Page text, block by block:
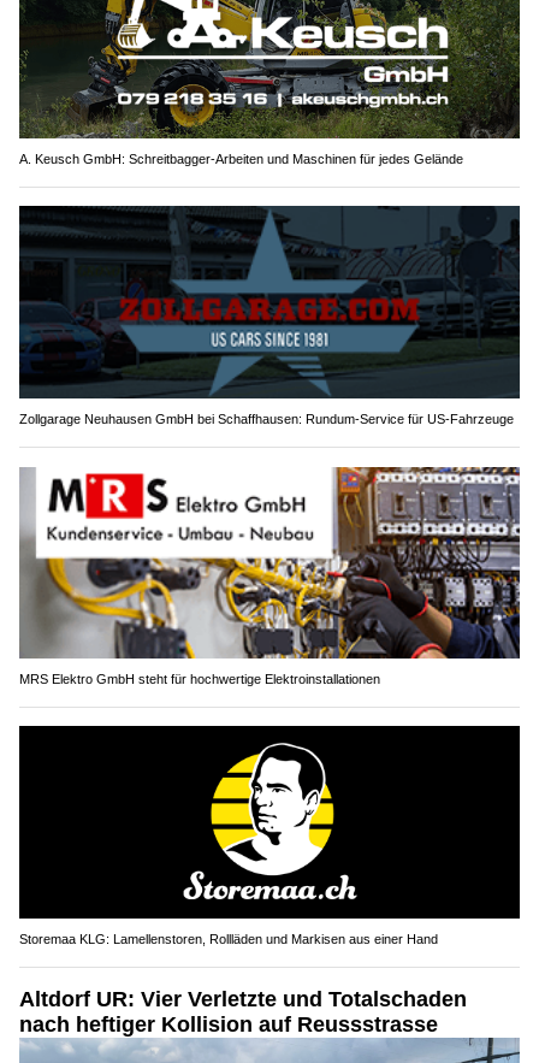
A. Keusch GmbH: Schreitbagger-Arbeiten und Maschinen für jedes Gelände
Zollgarage Neuhausen GmbH bei Schaffhausen: Rundum-Service für US-Fahrzeuge
MRS Elektro GmbH steht für hochwertige Elektroinstallationen
Storemaa KLG: Lamellenstoren, Rollläden und Markisen aus einer Hand
Altdorf UR: Vier Verletzte und Totalschaden
nach heftiger Kollision auf Reussstrasse